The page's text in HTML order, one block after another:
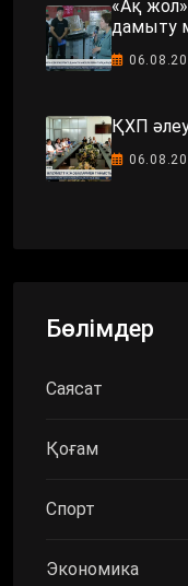
«Ақ жол»
дамыту
ҚХП
Бөлімдер
Саясат
Қоғам
Спорт
Экономика